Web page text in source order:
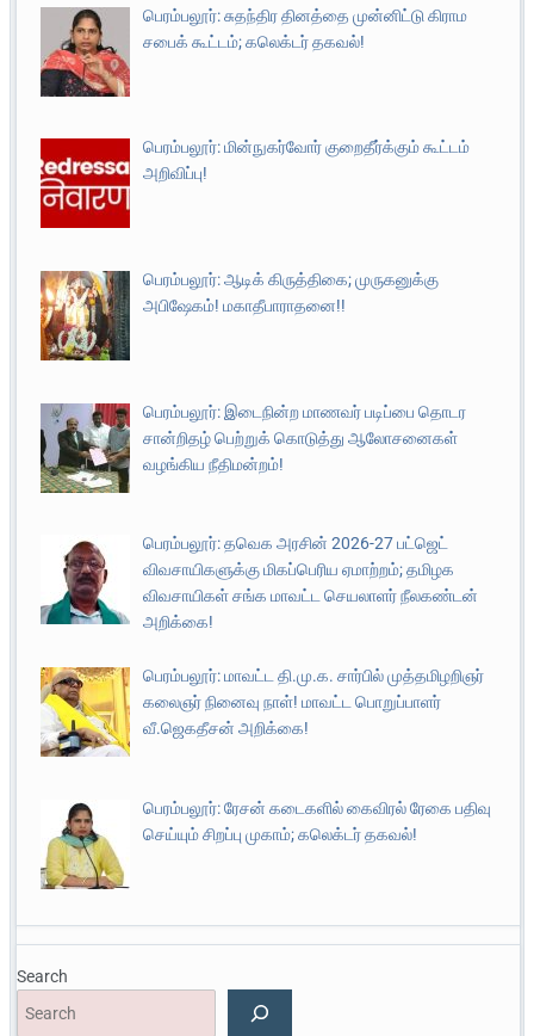
பெரம்பலூர்: சுதந்திர தினத்தை முன்னிட்டு கிராம
சபைக் கூட்டம்; கலெக்டர் தகவல்!
பெரம்பலூர்: மின்நுகர்வோர் குறைதீர்க்கும் கூட்டம்
அறிவிப்பு!
பெரம்பலூர்: ஆடிக் கிருத்திகை; முருகனுக்கு
அபிஷேகம்! மகாதீபாராதனை!!
பெரம்பலூர்: இடைநின்ற மாணவர் படிப்பை தொடர
சான்றிதழ் பெற்றுக் கொடுத்து ஆலோசனைகள்
வழங்கிய நீதிமன்றம்!
பெரம்பலூர்: தவெக அரசின் 2026-27 பட்ஜெட்
விவசாயிகளுக்கு மிகப்பெரிய ஏமாற்றம்; தமிழக
விவசாயிகள் சங்க மாவட்ட செயலாளர் நீலகண்டன்
அறிக்கை!
பெரம்பலூர்: மாவட்ட தி.மு.க. சார்பில் முத்தமிழறிஞர்
கலைஞர் நினைவு நாள்! மாவட்ட பொறுப்பாளர்
வீ.ஜெகதீசன் அறிக்கை!
பெரம்பலூர்: ரேசன் கடைகளில் கைவிரல் ரேகை பதிவு
செய்யும் சிறப்பு முகாம்; கலெக்டர் தகவல்!
Search